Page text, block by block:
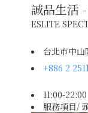
誠品生活
ESLITE
台北市中
+886 2
11:00-22:00
服務項目/